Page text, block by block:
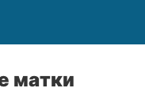
матки